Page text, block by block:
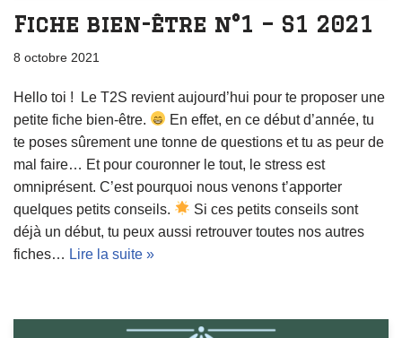
Fiche bien-être n°1 – S1 2021
8 octobre 2021
Hello toi ! Le T2S revient aujourd’hui pour te proposer une
petite fiche bien-être.
En effet, en ce début d’année, tu
te poses sûrement une tonne de questions et tu as peur de
mal faire… Et pour couronner le tout, le stress est
omniprésent. C’est pourquoi nous venons t’apporter
quelques petits conseils.
Si ces petits conseils sont
déjà un début, tu peux aussi retrouver toutes nos autres
fiches… Lire la suite »